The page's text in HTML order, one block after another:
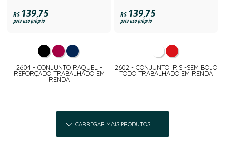
R$139,75
para uso próprio
2604 - CONJUNTO RAQUEL -
REFORÇADO TRABALHADO EM
RENDA
R$139,75
para uso próprio
2602 - CONJUNTO IRIS -SEM BOJO
TODO TRABALHADO EM RENDA
CARREGAR MAIS PRODUTOS